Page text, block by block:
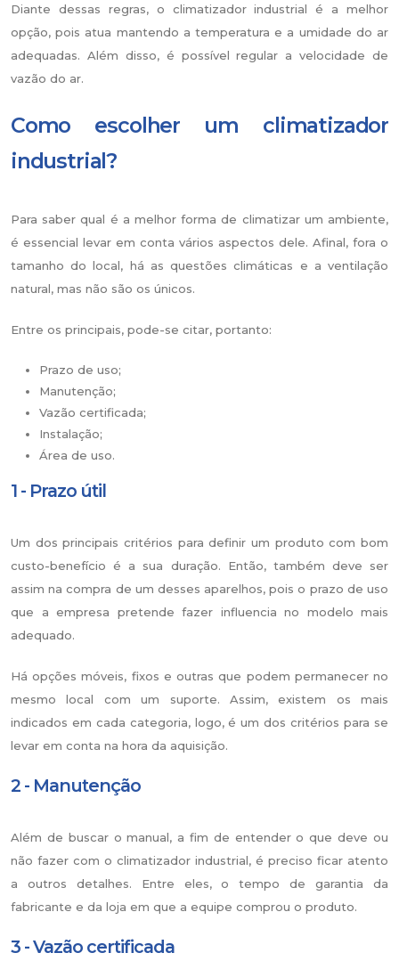
Diante dessas regras, o climatizador industrial é a melhor
opção, pois atua mantendo a temperatura e a umidade do ar
adequadas. Além disso, é possível regular a velocidade de
vazão do ar.
Como escolher um climatizador
industrial?
Para saber qual é a melhor forma de climatizar um ambiente,
é essencial levar em conta vários aspectos dele. Afinal, fora o
tamanho do local, há as questões climáticas e a ventilação
natural, mas não são os únicos.
Entre os principais, pode-se citar, portanto:
Prazo de uso;
Manutenção;
Vazão certificada;
Instalação;
Área de uso.
1 - Prazo útil
Um dos principais critérios para definir um produto com bom
custo-benefício é a sua duração. Então, também deve ser
assim na compra de um desses aparelhos, pois o prazo de uso
que a empresa pretende fazer influencia no modelo mais
adequado.
Há opções móveis, fixos e outras que podem permanecer no
mesmo local com um suporte. Assim, existem os mais
indicados em cada categoria, logo, é um dos critérios para se
levar em conta na hora da aquisição.
2 - Manutenção
Além de buscar o manual, a fim de entender o que deve ou
não fazer com o climatizador industrial, é preciso ficar atento
a outros detalhes. Entre eles, o tempo de garantia da
fabricante e da loja em que a equipe comprou o produto.
3 - Vazão certificada